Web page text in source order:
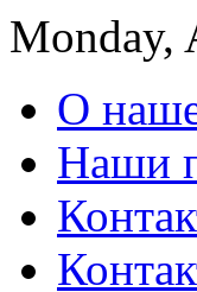
Monday,
О
Наши